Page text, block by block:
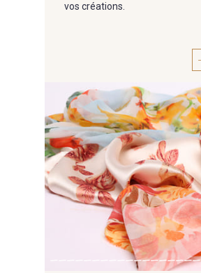
vos créations.